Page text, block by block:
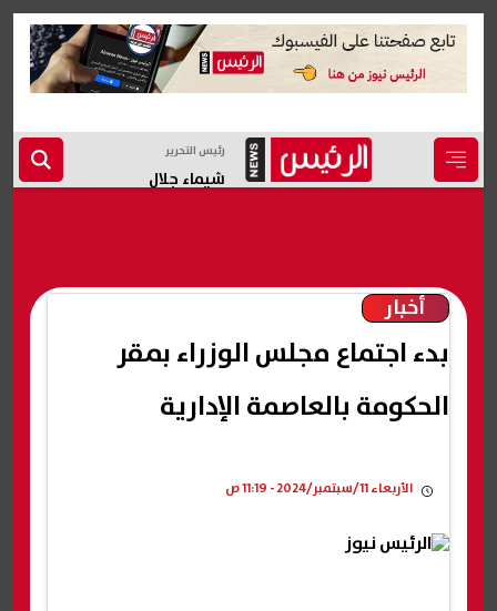
رئيس التحرير
شيماء جلال
أخبار
بدء اجتماع مجلس الوزراء بمقر
الحكومة بالعاصمة الإدارية
الأربعاء 11/سبتمبر/2024 - 11:19 ص